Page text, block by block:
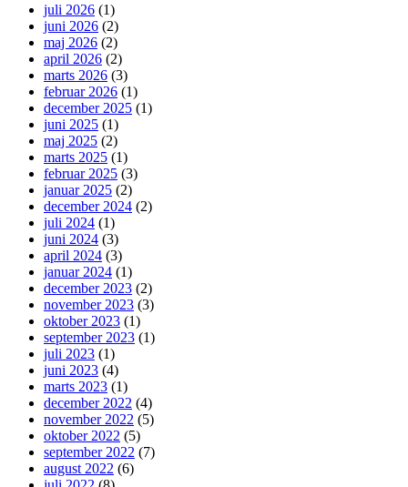
juli 2026 (1)
juni 2026 (2)
maj 2026 (2)
april 2026 (2)
marts 2026 (3)
februar 2026 (1)
december 2025 (1)
juni 2025 (1)
maj 2025 (2)
marts 2025 (1)
februar 2025 (3)
januar 2025 (2)
december 2024 (2)
juli 2024 (1)
juni 2024 (3)
april 2024 (3)
januar 2024 (1)
december 2023 (2)
november 2023 (3)
oktober 2023 (1)
september 2023 (1)
juli 2023 (1)
juni 2023 (4)
marts 2023 (1)
december 2022 (4)
november 2022 (5)
oktober 2022 (5)
september 2022 (7)
august 2022 (6)